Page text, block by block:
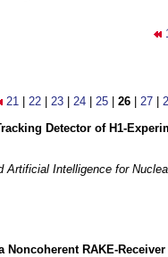
21 22 23 24 25 26 27
Detector of H1-
Artificial Intelligence for
RAKE-Receiver